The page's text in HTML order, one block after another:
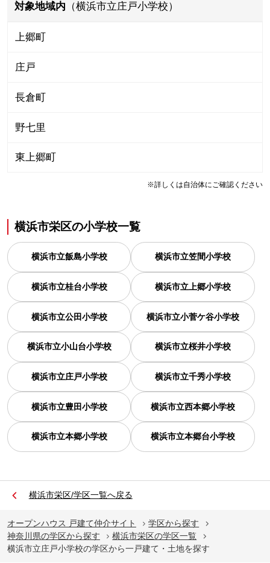
対象地域内 （横浜市立庄戸小学校）
上郷町
庄戸
長倉町
野七里
東上郷町
※詳しくは自治体にご確認ください
横浜市栄区の小学校一覧
横浜市立飯島小学校 横浜市立笠間小学校
横浜市立桂台小学校 横浜市立上郷小学校
横浜市立公田小学校 横浜市立小菅ケ谷小学校
横浜市立小山台小学校 横浜市立桜井小学校
横浜市立庄戸小学校 横浜市立千秀小学校
横浜市立豊田小学校 横浜市立西本郷小学校
横浜市立本郷小学校 横浜市立本郷台小学校
横浜市栄区/学区一覧へ戻る
オープンハウス 戸建て仲介サイト
学区から探す
神奈川県の学区から探す
横浜市栄区の学区一覧
横浜市立庄戸小学校の学区から一戸建て・土地を探す